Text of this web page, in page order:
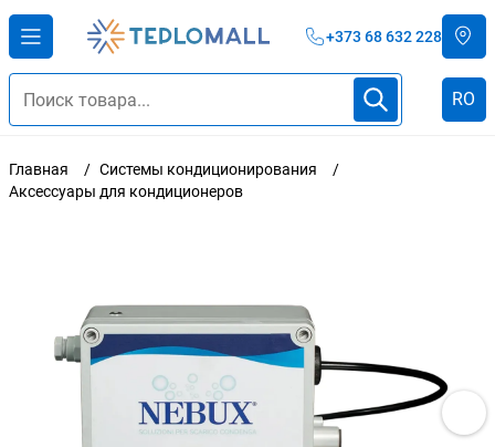
+373 68 632 228
RO
Главная
Системы кондиционирования
Аксессуары для кондиционеров